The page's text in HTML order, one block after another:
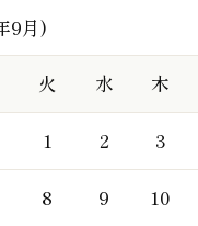
9月)
火 水 木
1 2 3
8 9 10